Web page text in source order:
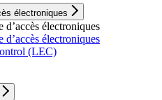
électroniques
d’accès électroniques
d’accès électroniques
(LEC)